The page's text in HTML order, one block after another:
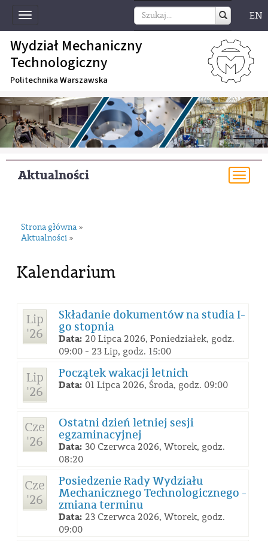
Toggle
navigation
EN
Wydział Mechaniczny
Technologiczny
Politechnika Warszawska
Aktualności
Strona główna »
Aktualności »
Kalendarium
Lip
'26
Składanie dokumentów na studia I-
go stopnia
Data: 20 Lipca 2026, Poniedziałek, godz.
09:00 - 23 Lip, godz. 15:00
Lip
'26
Początek wakacji letnich
Data: 01 Lipca 2026, Środa, godz. 09:00
Cze
'26
Ostatni dzień letniej sesji
egzaminacyjnej
Data: 30 Czerwca 2026, Wtorek, godz.
08:20
Cze
'26
Posiedzenie Rady Wydziału
Mechanicznego Technologicznego -
zmiana terminu
Data: 23 Czerwca 2026, Wtorek, godz.
09:00